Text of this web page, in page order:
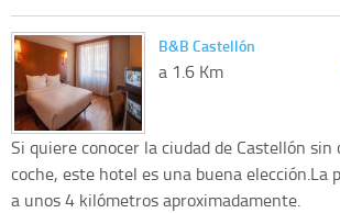
B&B Castellón
a 1.6 Km
Si quiere conocer la ciudad de Castellón sin
coche, este hotel es una buena elección.La
a unos 4 kilómetros aproximadamente.